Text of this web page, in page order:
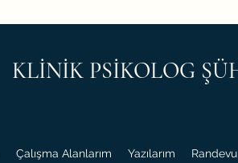
KLİNİK PSİKOLOG
Çalışma Alanlarım Yazılarım